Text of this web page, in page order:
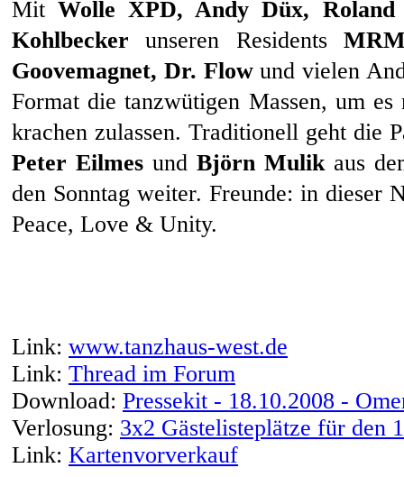
MitWolle XPD, Andy Düx,
Kohlbecker unseren Residents
Goovemagnet, Dr. Flowund vielen
Format die tanzwütigen Massen, um
krachen zulassen. Traditionell geht die
Peter Eilmes undBjörn Mulikaus
den Sonntag weiter. Freunde: in dieser
Peace, Love & Unity.
Link: www.tanzhaus-west.de
Link: Thread im Forum
Download: Pressekit - 18.10.2008 -
Verlosung: 3x2 Gästelisteplätze für den
Link: Kartenvorverkauf